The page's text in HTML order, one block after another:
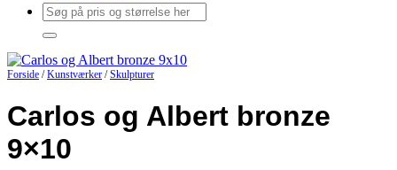
Søg
Forside / Kunstværker / Skulpturer
Carlos og Albert bronze
9×10